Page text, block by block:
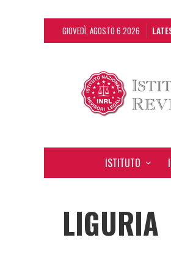
GIOVEDÌ, AGOSTO 6 2026
ISTITUTO
LIGURIA